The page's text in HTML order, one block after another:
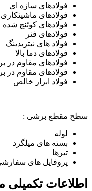
فولادهای سازه ای
فولادهای
فولادهای کوئنچ شده
فولادهای فنر
فولاد های نیتریدینگ
فولادهای دما بالا
فولادهای مقاوم در
فولادهای مقاوم در
فولاد ابزار خالص
سطح مقطع برشی :
لوله
بسته های میلگرد
تیرها
پروفایل های
اطلاعات